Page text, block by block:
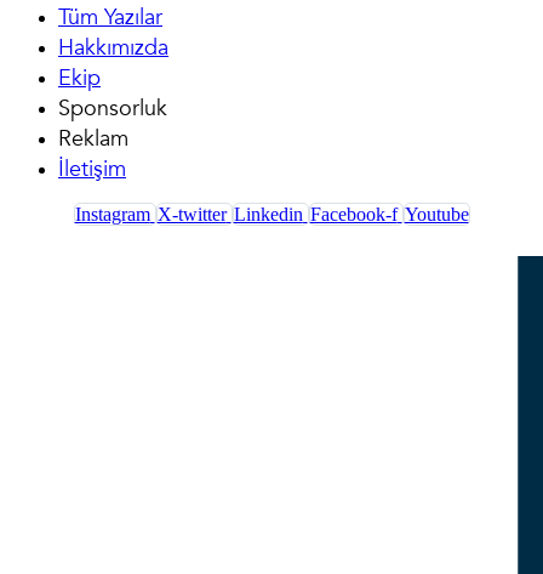
Tüm Yazılar
Hakkımızda
Ekip
Sponsorluk
Reklam
İletişim
Instagram X-twitter Linkedin Facebook-f Youtube